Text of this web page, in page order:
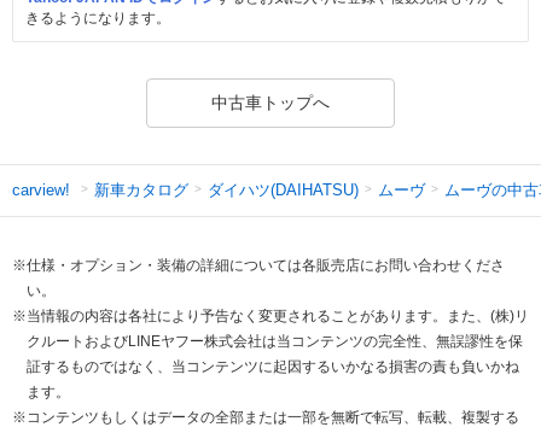
きるようになります。
中古車トップへ
carview! 新車カタログ ダイハツ(DAIHATSU) ムーヴ ムーヴの中
※仕様・オプション・装備の詳細については各販売店にお問い合わせくださ
い。
※当情報の内容は各社により予告なく変更されることがあります。また、(株)リ
クルートおよびLINEヤフー株式会社は当コンテンツの完全性、無誤謬性を保
証するものではなく、当コンテンツに起因するいかなる損害の責も負いかね
ます。
※コンテンツもしくはデータの全部または一部を無断で転写、転載、複製する